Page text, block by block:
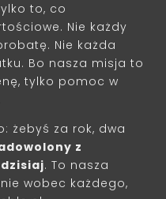
to, co
Nie każdy
Nie każda
Bo nasza misja to
tylko pomoc w
żebyś za rok, dwa
z
. To nasza
wobec każdego,